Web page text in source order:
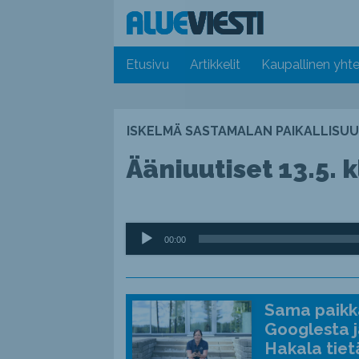
Etusivu Artikkelit Kaupallinen
ISKELMÄ SASTAMALAN
Ääniuutiset 13.5.
Äänitoistin
00:00
Sama
Googlesta
Hakala